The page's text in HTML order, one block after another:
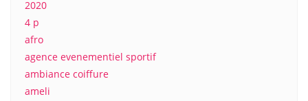
2020
4 p
afro
agence evenementiel sportif
ambiance coiffure
ameli